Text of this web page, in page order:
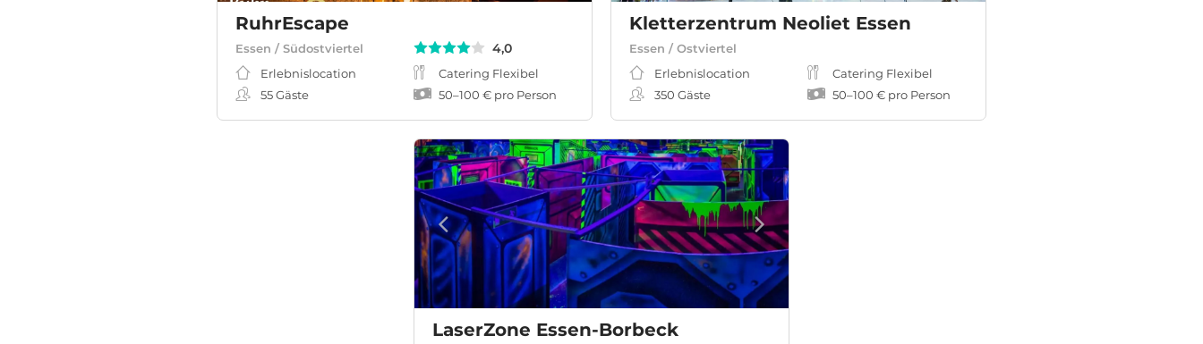
RuhrEscape
Essen / Südostviertel 4,0
Erlebnislocation
55Gäste
Catering Flexibel
50–100 € pro Person
Kletterzentrum Neoliet Essen
Essen / Ostviertel
Erlebnislocation
350 Gäste
Catering Flexibel
50–100 € pro Person
LaserZone Essen-Borbeck